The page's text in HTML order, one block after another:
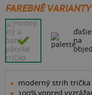
FAREBNÉ VARIANTY
na
moderný strih trička
100% vopred